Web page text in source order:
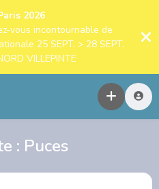
2026
vous incontournable de
25 SEPT. > 28 SEPT.
VILLEPINTE
: Puces